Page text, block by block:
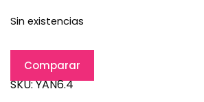
Sin existencias
Comparar
SKU:YAN6.4